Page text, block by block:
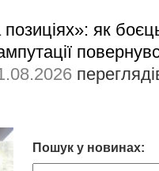
як
Пошук у новинах: